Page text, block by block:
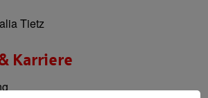
Tietz
Karriere